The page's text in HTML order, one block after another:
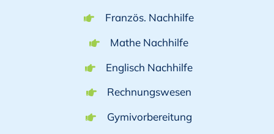
Französ. Nachhilfe
Mathe Nachhilfe
Englisch Nachhilfe
Rechnungswesen
Gymivorbereitung